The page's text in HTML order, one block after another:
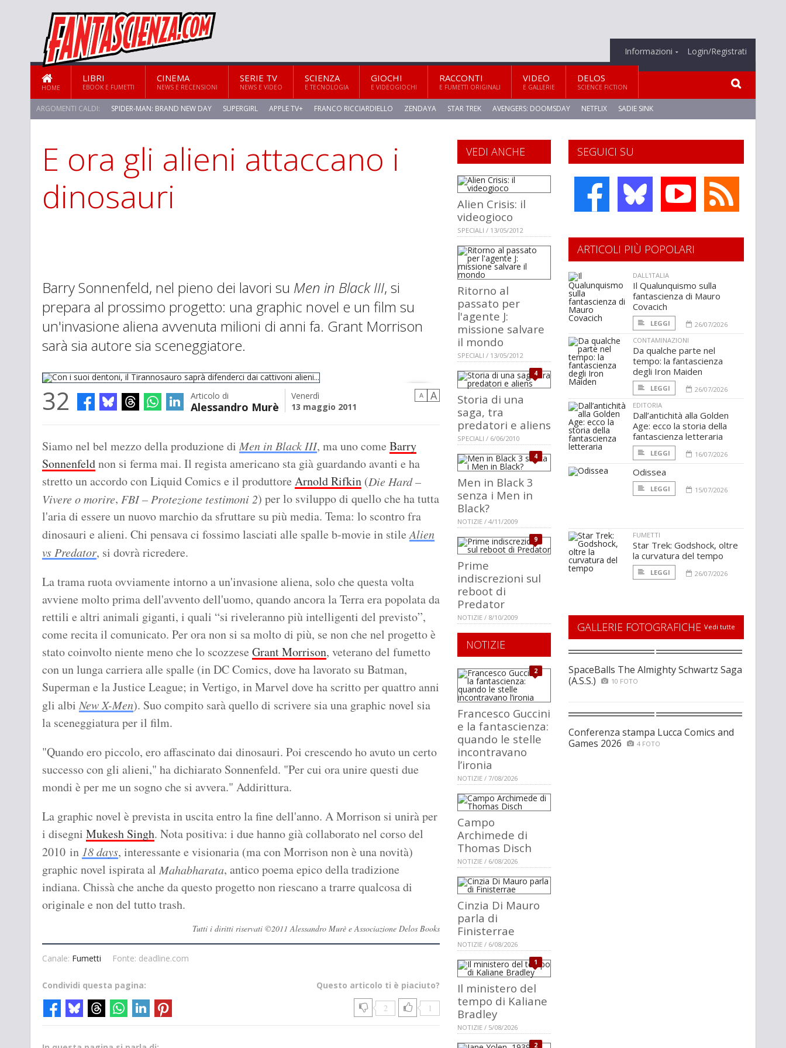
Informazioni Login/Registrati
HOME
LIBRI
EBOOK E FUMETTI
CINEMA
NEWS E RECENSIONI
SERIE TV
NEWS E VIDEO
SCIENZA
E TECNOLOGIA
GIOCHI
E VIDEOGIOCHI
RACCONTI
E FUMETTI ORIGINALI
VIDEO
E GALLERIE
DELOS
SCIENCE FICTION
ARGOMENTI CALDI: SPIDER-MAN: BRAND NEW DAY SUPERGIRL APPLE TV+ FRANCO RICCIARDIELLO ZENDAYA STAR TREK AVENGERS: DOOMSDAY NETFLIX SADIE SINK
STAR TREK: STRANGE NEW WORLDS
E ora gli alieni attaccano i
dinosauri
Barry Sonnenfeld, nel pieno dei lavori su Men in Black III, si
prepara al prossimo progetto: una graphic novel e un film su
un'invasione aliena avvenuta milioni di anni fa. Grant Morrison
sarà sia autore sia sceneggiatore.
32 Articolo di
Alessandro Murè
Venerdì
13 maggio 2011
A A
Siamo nel bel mezzo della produzione di Men in Black III, ma uno come Barry
Sonnenfeldnon si ferma mai. Il regista americano sta già guardando avanti e ha
stretto un accordo con Liquid Comics e il produttore Arnold Rifkin (Die Hard –
Vivere o morire, FBI – Protezione testimoni 2) per lo sviluppo di quello che ha tutta
l'aria di essere un nuovo marchio da sfruttare su più media. Tema: lo scontro fra
dinosauri e alieni. Chi pensava ci fossimo lasciati alle spalle b-movie in stileAlien
vs Predator, si dovrà ricredere.
La trama ruota ovviamente intorno a un'invasione aliena, solo che questa volta
avviene molto prima dell'avvento dell'uomo, quando ancora la Terra era popolata da
rettili e altri animali giganti, i quali “si riveleranno più intelligenti del previsto”,
come recita il comunicato. Per ora non si sa molto di più, se non che nel progetto è
stato coinvolto niente meno che lo scozzese Grant Morrison, veterano del fumetto
con un lunga carriera alle spalle (in DC Comics, dove ha lavorato su Batman,
Superman e la Justice League; in Vertigo, in Marvel dove ha scritto per quattro anni
gli albiNew X-Men). Suo compito sarà quello di scrivere sia una graphic novel sia
la sceneggiatura per il film.
"Quando ero piccolo, ero affascinato dai dinosauri. Poi crescendo ho avuto un certo
successo con gli alieni," ha dichiarato Sonnenfeld. "Per cui ora unire questi due
mondi è per me un sogno che si avvera." Addirittura.
La graphic novel è prevista in uscita entro la fine dell'anno. A Morrison si unirà per
i disegni Mukesh Singh. Nota positiva: i due hanno già collaborato nel corso del
2010 in 18 days, interessante e visionaria (ma con Morrison non è una novità)
graphic novel ispirata al Mahabharata, antico poema epico della tradizione
indiana. Chissà che anche da questo progetto non riescano a trarre qualcosa di
originale e non del tutto trash.
Tutti i diritti riservati ©2011 Alessandro Murè e Associazione Delos Books
Canale: Fumetti Fonte: deadline.com
Questo articolo ti è piaciuto?
2 1
Condividi questa pagina:
SEGUICI SU
VEDI ANCHE
Alien Crisis: il
videogioco
SPECIALI / 13/05/2012
Ritorno al
passato per
l'agente J:
missione salvare
il mondo
SPECIALI / 13/05/2012
4
Storia di una
saga, tra
predatori e aliens
SPECIALI / 6/06/2010
4
Men in Black 3
senza i Men in
Black?
NOTIZIE / 4/11/2009
9
Prime
indiscrezioni sul
reboot di
Predator
NOTIZIE / 8/10/2009
NOTIZIE
2
Francesco Guccini
e la fantascienza:
quando le stelle
incontravano
l’ironia
NOTIZIE / 7/08/2026
Campo
Archimede di
Thomas Disch
NOTIZIE / 6/08/2026
Cinzia Di Mauro
parla di
Finisterrae
NOTIZIE / 6/08/2026
1
Il ministero del
tempo di Kaliane
Bradley
NOTIZIE / 5/08/2026
2
ARTICOLI PIÙ POPOLARI
DALL'ITALIA
Il Qualunquismo sulla
fantascienza di Mauro
Covacich
LEGGI
26/07/2026
CONTAMINAZIONI
Da qualche parte nel
tempo: la fantascienza
degli Iron Maiden
LEGGI
26/07/2026
EDITORIA
Dall’antichità alla Golden
Age: ecco la storia della
fantascienza letteraria
LEGGI 16/07/2026
Odissea
LEGGI 15/07/2026
FUMETTI
Star Trek: Godshock, oltre
la curvatura del tempo
LEGGI 26/07/2026
GALLERIE FOTOGRAFICHE Vedi tutte
SpaceBalls The Almighty Schwartz Saga
(A.S.S.)
10 FOTO
Conferenza stampa Lucca Comics and
Games 2026
4 FOTO